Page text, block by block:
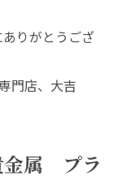
りがとうござ
門店、大吉
属 プラ